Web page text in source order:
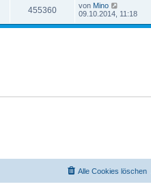
455360 von Mino
09.10.2014, 11:18
Alle Cookies löschen